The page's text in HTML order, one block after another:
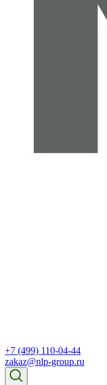
+7 (499) 110-04-44
zakaz@nlp-group.ru